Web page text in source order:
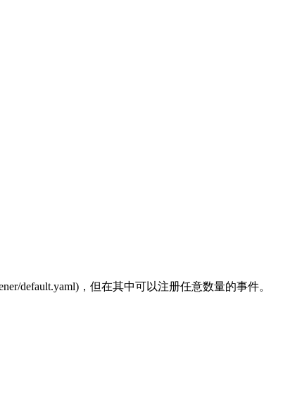
default.yaml)，但在其中可以注册任意数量的事件。